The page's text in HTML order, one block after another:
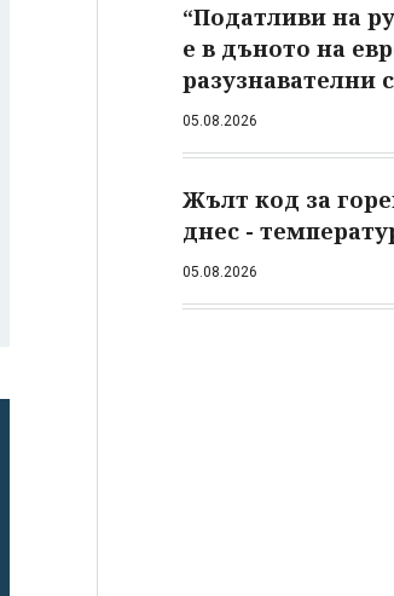
“Податливи на
е в дъното на
разузнавателни
05.08.2026
Жълт код за
днес -
05.08.2026